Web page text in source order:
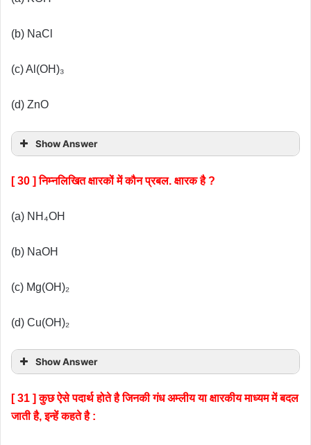
(b) NaCl
(c) Al(OH)₃
(d) ZnO
Show Answer
[ 30 ] निम्नलिखित क्षारकों में कौन प्रबल. क्षारक है ?
(a) NH₄OH
(b) NaOH
(c) Mg(OH)₂
(d) Cu(OH)₂
Show Answer
[ 31 ] कुछ ऐसे पदार्थ होते है जिनकी गंध अम्लीय या क्षारकीय माध्यम में बदल
जाती है, इन्हें कहते है :